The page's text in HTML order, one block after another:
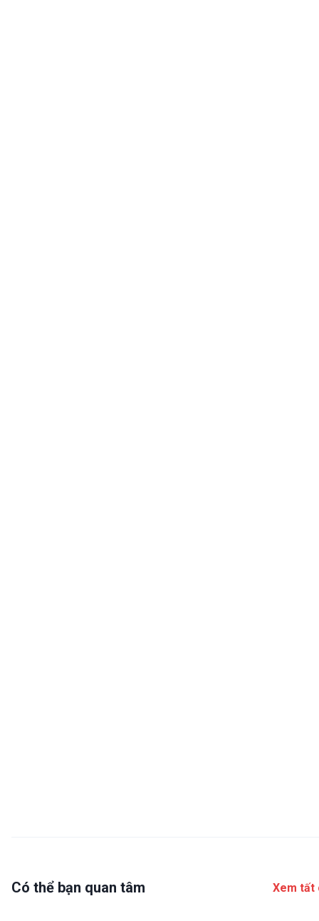
Có thể bạn quan tâm Xem tất